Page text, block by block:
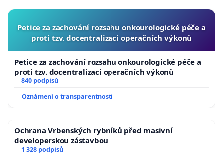
Petice za zachování rozsahu onkourologické péče a
proti tzv. docentralizaci operačních výkonů
Petice za zachování rozsahu onkourologické péče a
proti tzv. docentralizaci operačních výkonů
840 podpisů
Oznámení o transparentnosti
Ochrana Vrbenských rybníků před masivní
developerskou zástavbou
1 328 podpisů